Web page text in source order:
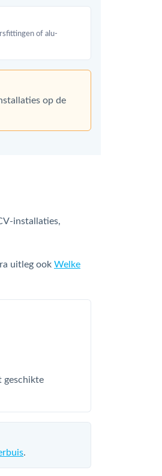
of alu-
op de
installaties,
uitleg ook Welke
geschikte
.